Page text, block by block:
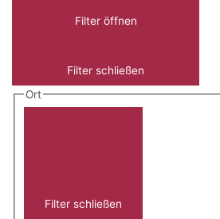
Filter öffnen
Filter schließen
Ort
Filter schließen